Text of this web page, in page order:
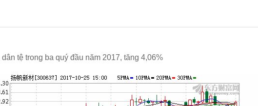
tệ trong ba quý đầu năm 2017, tăng 4,06%